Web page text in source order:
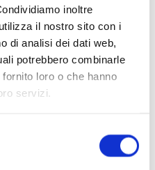
inoltre
il nostro sito con i
di analisi dei dati web,
potrebbero combinarle
loro o che hanno
servizi.
diviene direttore
e di cultura, è però
è sempre aperta e non solo
perfetta: entrambi amano
della casa nel centro di
corridoi con le pareti